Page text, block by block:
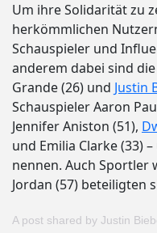
Um ihre Solidarität zu
herkömmlichen
Schauspieler und
anderem dabei sind
Grande (26) und Justin
Schauspieler Aaron
Jennifer Aniston (51),
und Emilia Clarke (33)
nennen. Auch Sportler
Jordan (57) beteiligten
A post shared by Justin